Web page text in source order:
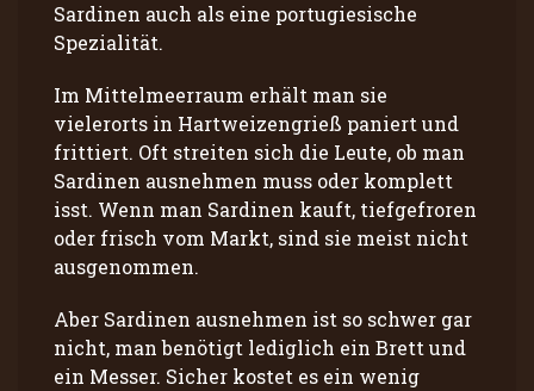
Sardinen auch als eine portugiesische
Spezialität.
Im Mittelmeerraum erhält man sie
vielerorts in Hartweizengrieß paniert und
frittiert. Oft streiten sich die Leute, ob man
Sardinen ausnehmen muss oder komplett
isst. Wenn man Sardinen kauft, tiefgefroren
oder frisch vom Markt, sind sie meist nicht
ausgenommen.
Aber Sardinen ausnehmen ist so schwer gar
nicht, man benötigt lediglich ein Brett und
ein Messer. Sicher kostet es ein wenig